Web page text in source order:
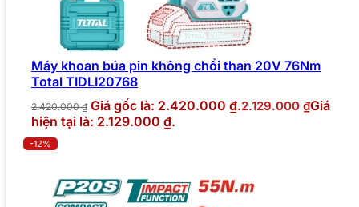
Máy khoan búa pin không chổi than 20V 76Nm
Total TIDLI20768
2.420.000₫ Giá gốc là: 2.420.000 ₫.2.129.000 ₫Giá
hiện tại là: 2.129.000 ₫.
-12%